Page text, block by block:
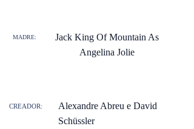
MADRE:
Jack King Of Mountain As
Angelina Jolie
Alexandre Abreu e David
Schüssler
CREADOR: